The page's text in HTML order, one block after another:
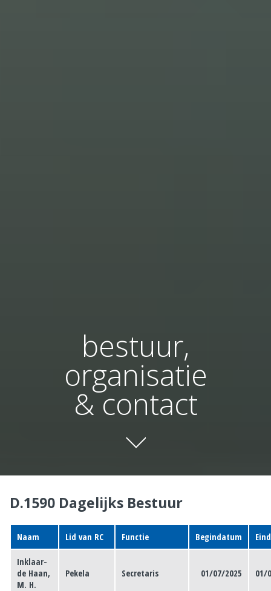
bestuur,
organisatie
& contact
D.1590 Dagelijks Bestuur
Naam Lid van RC Functie Begindatum
Inklaar-
de Haan,
M. H.
Pekela Secretaris 01/07/2025 01/